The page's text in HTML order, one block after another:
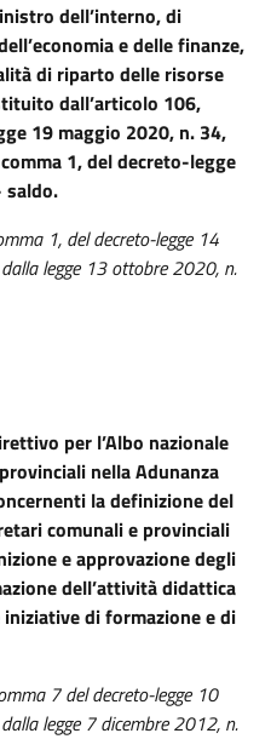
dell’interno, di
e delle finanze,
di riparto delle risorse
dall’articolo 106,
19 maggio 2020, n. 34,
1, del decreto-legge
saldo.
1, del decreto-legge 14
legge 13 ottobre 2020, n.
per l’Albo nazionale
nella Adunanza
la definizione del
comunali e provinciali
e approvazione degli
dell’attività didattica
di formazione e di
7 del decreto-legge 10
legge 7 dicembre 2012, n.